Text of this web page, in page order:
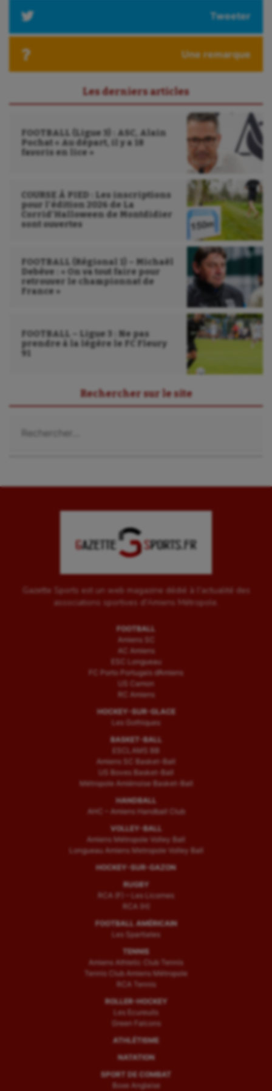
Tweeter
Une remarque
Les derniers articles
FOOTBALL (Ligue 3) : ASC, Alain
Pochat « Au départ, il y a 18
favoris en lice »
COURSE À PIED : Les inscriptions
pour l’édition 2026 de La
Corrid’Halloween de Montdidier
sont ouvertes
FOOTBALL (Régional 1) – Michaël
Debève : « On va tout faire pour
retrouver le championnat de
France »
FOOTBALL – Ligue 3 : Ne pas
prendre à la légère le FC Fleury
91
Rechercher sur le site
Gazette Sports est un web magazine dédié à l'actualité des
associations sportives d'Amiens Métropole.
FOOTBALL
Amiens SC
AC Amiens
ESC Longueau
FC Porto Portugais d’Amiens
US Camon
RC Amiens
HOCKEY-SUR-GLACE
Les Gothiques
BASKET-BALL
ESCLAMS BB
Amiens SC Basket-Ball
US Boves Basket-Ball
Métropole Amiénoise Basket-Ball
HANDBALL
AHC – Amiens Handball Club
VOLLEY-BALL
Amiens Métropole Volley Ball
Longueau Amiens Metropole Volley Ball
HOCKEY-SUR-GAZON
RUGBY
RCA (F) – Les Licornes
RCA (H)
FOOTBALL AMÉRICAIN
Les Spartiates
TENNIS
Amiens Athletic Club Tennis
Tennis Club Amiens Métropole
RCA Tennis
ROLLER-HOCKEY
Les Ecureuils
Green Falcons
ATHLÉTISME
NATATION
SPORT DE COMBAT
Boxe Anglaise